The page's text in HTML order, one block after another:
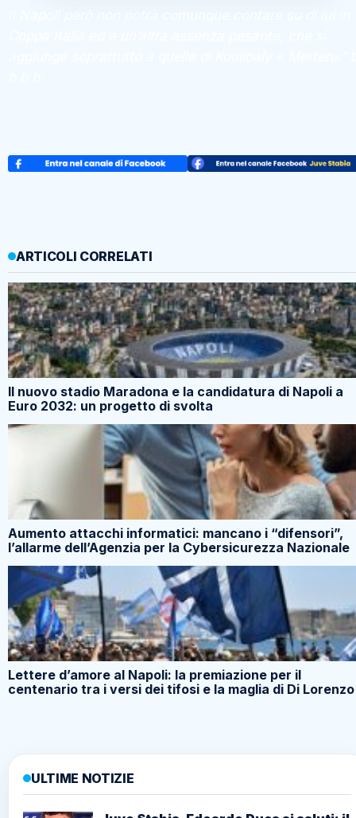
ARTICOLI CORRELATI
Il nuovo stadio Maradona e la candidatura di Napoli a
Euro 2032: un progetto di svolta
Aumento attacchi informatici: mancano i “difensori”,
l’allarme dell’Agenzia per la Cybersicurezza Nazionale
Lettere d’amore al Napoli: la premiazione per il
centenario tra i versi dei tifosi e la maglia di Di Lorenzo
ULTIME NOTIZIE